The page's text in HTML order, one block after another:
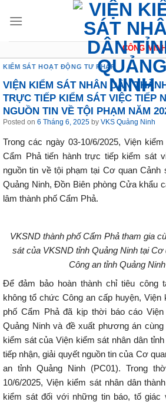
CÔNG
KIỂM SÁT HOẠT ĐỘNG TƯ PHÁP
VIỆN KIỂM SÁT NHÂN DÂN
TRỰC TIẾP KIỂM SÁT VIỆC TIẾP
NGUỒN TIN VỀ TỘI PHẠM NĂM
Posted on 6 Tháng 6, 2025 by VKS Quảng Ninh
Trong các ngày 03-10/6/2025, Viện
Cẩm Phả tiến hành trực tiếp kiểm sát
nguồn tin về tội phạm tại Cơ quan Cảnh
Quảng Ninh, Đồn Biên phòng Cửa khẩu
lâm thành phố Cẩm Phả.
VKSND thành phố Cẩm Phả tham gia
sát của VKSND tỉnh Quảng Ninh tại Cơ
Công an tỉnh Quảng
Để đảm bảo hoàn thành chỉ tiêu công
không tổ chức Công an cấp huyện, Viện
phố Cẩm Phả đã kịp thời báo cáo
Quảng Ninh và đề xuất phương án
kiểm sát của Viện kiểm sát nhân dân
tiếp nhận, giải quyết nguồn tin của Cơ
an tỉnh Quảng Ninh (PC01). Trong
10/6/2025, Viện kiểm sát nhân dân
kiểm sát đối với những tin báo, tố giác